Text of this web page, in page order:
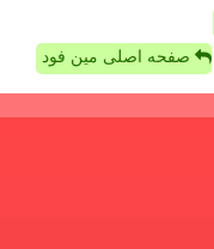
صفحه اصلی مین فود